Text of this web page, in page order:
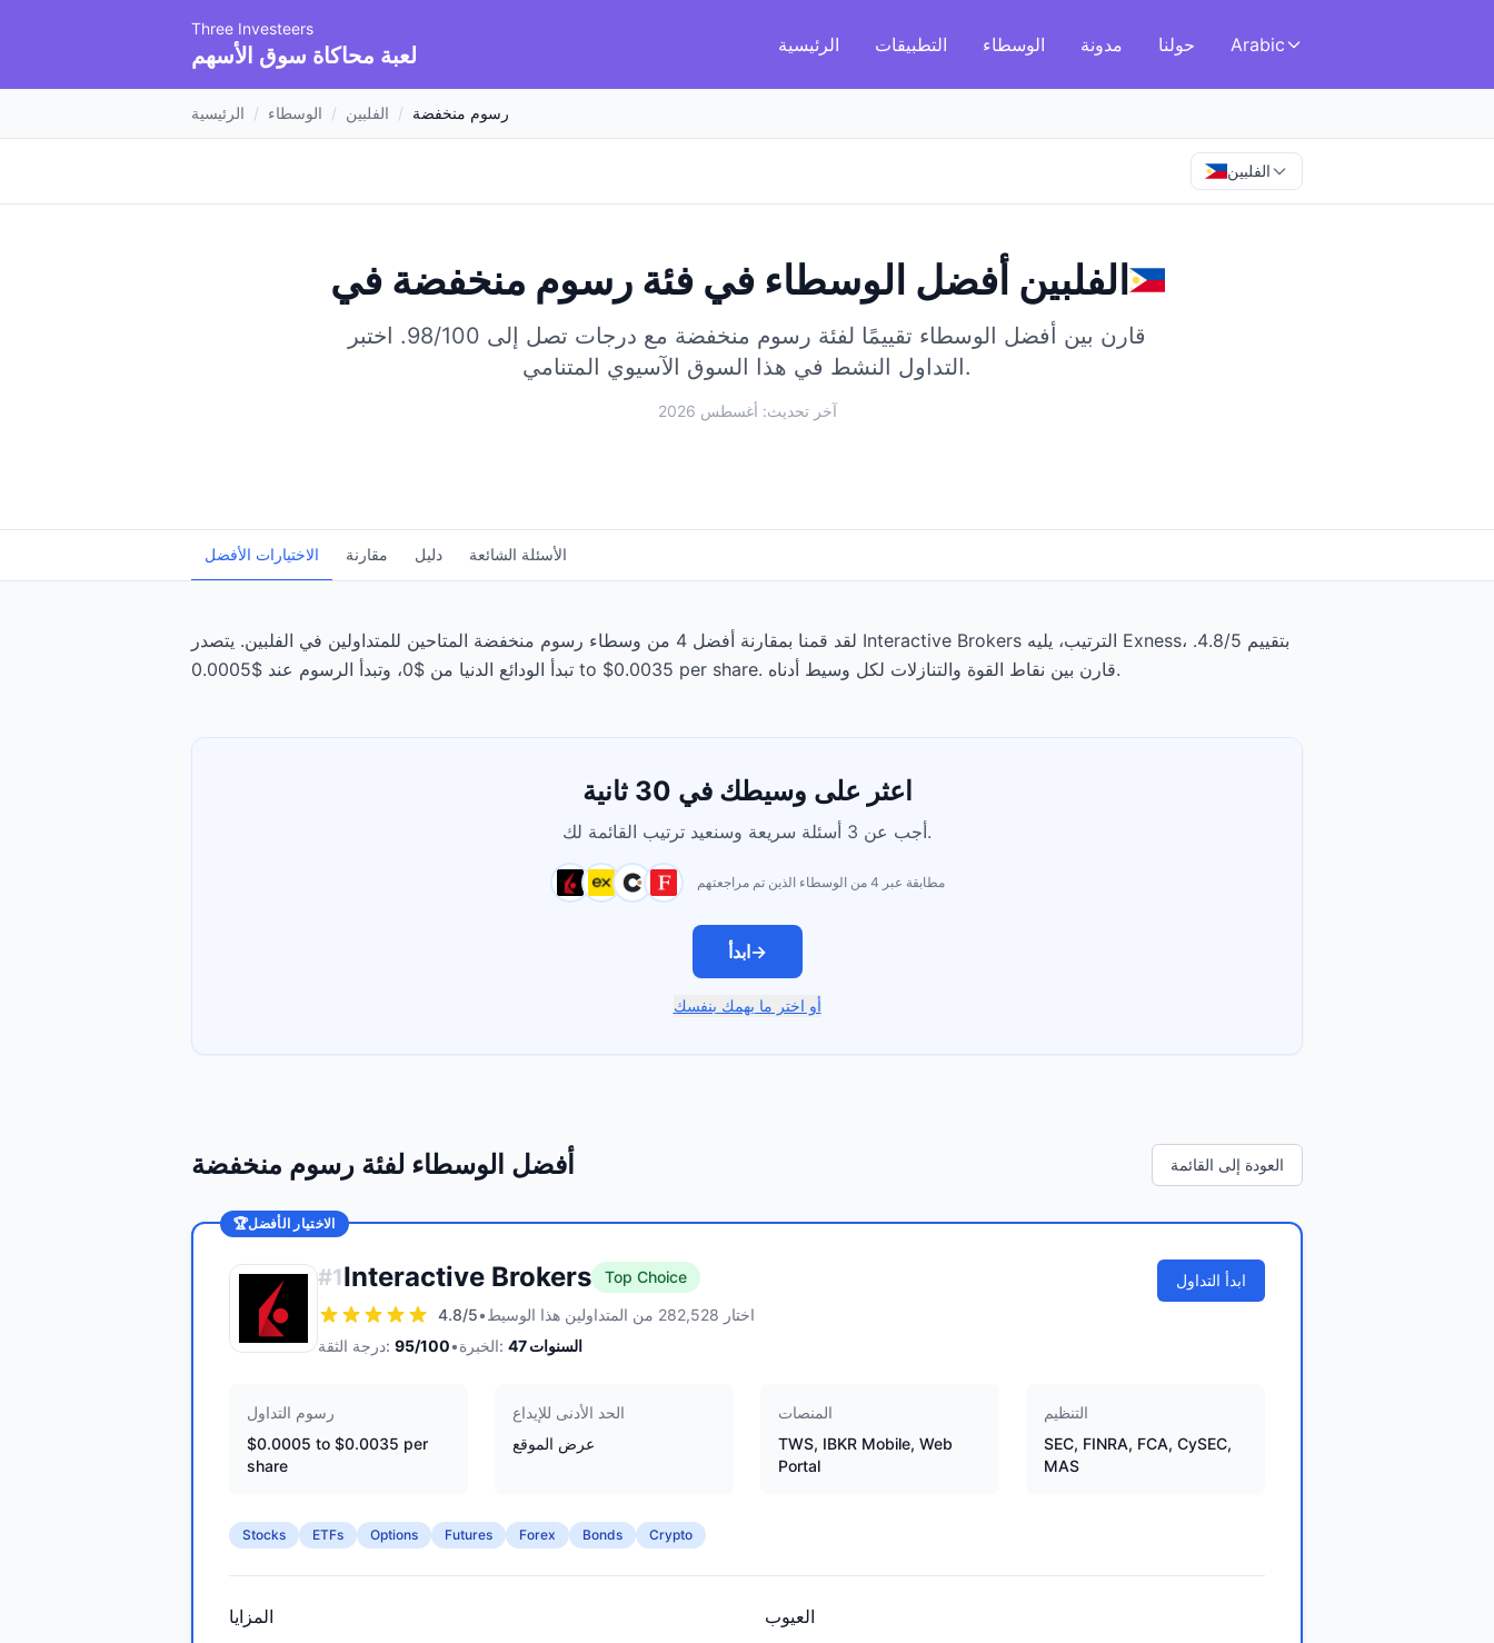
Three Investeers
لعبة محاكاة سوق الأسهم الرئيسية التطبيقات الوسطاء مدونة حولنا Arabic
الرئيسية / الوسطاء / الفلبين / رسوم منخفضة
الفلبين
أفضل الوسطاء في فئة رسوم منخفضة الفلبين
قارن بين أفضل الوسطاء تقييمًا لفئة رسوم منخفضة مع درجات تصل إلى 98/100.
اختبر
التداول النشط في هذا السوق الآسيوي المتنامي.
آخر تحديث: أغسطس 2026
الاختيارات الأفضل مقارنة دليل الأسئلة الشائعة
لقد قمنا بمقارنة أفضل 4 من وسطاء رسوم منخفضة المتاحين للمتداولين في الفلبين. يتصدر Interactive Brokers الترتيب، يليه Exness، بتقييم 4.8/5.
تبدأ الودائع الدنيا من $0، وتبدأ الرسوم عند $0.0005 to $0.0035 per share. قارن بين نقاط القوة والتنازلات لكل وسيط أدناه.
اعثر على وسيطك في 30 ثانية
أجب عن 3 أسئلة سريعة وسنعيد ترتيب القائمة لك.
مطابقة عبر 4 من الوسطاء الذين تم مراجعتهم
ابدأ→
أو اختر ما يهمك بنفسك
أفضل الوسطاء لفئة رسوم منخفضة العودة إلى القائمة
🏆الاختيار الأفضل
#1Interactive Brokers
Top Choice
4.8/5•
اختار 282,528 من المتداولين هذا الوسيط
درجة الثقة: 95/100• الخبرة: 47 السنوات
ابدأ التداول
رسوم التداول
$0.0005 to $0.0035 per
share
الحد الأدنى للإيداع
عرض الموقع
المنصات
TWS, IBKR Mobile, Web
Portal
التنظيم
SEC, FINRA, FCA, CySEC,
MAS
Stocks ETFs Options Futures Forex Bonds Crypto
المزايا العيوب